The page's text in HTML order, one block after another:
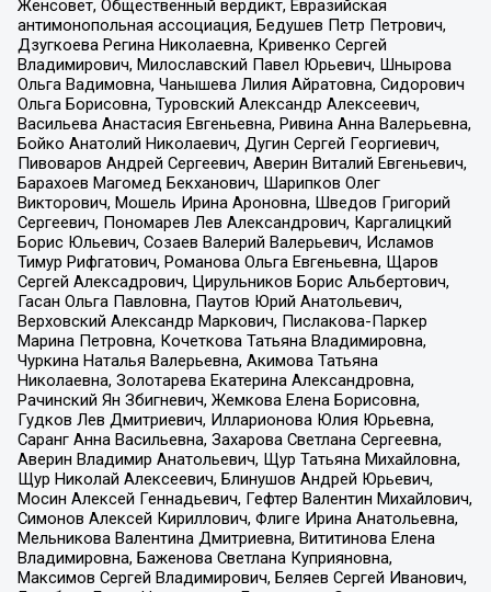
Женсовет, Общественный вердикт, Евразийская
антимонопольная ассоциация, Бедушев Петр Петрович,
Дзугкоева Регина Николаевна, Кривенко Сергей
Владимирович, Милославский Павел Юрьевич, Шнырова
Ольга Вадимовна, Чанышева Лилия Айратовна, Сидорович
Ольга Борисовна, Туровский Александр Алексеевич,
Васильева Анастасия Евгеньевна, Ривина Анна Валерьевна,
Бойко Анатолий Николаевич, Дугин Сергей Георгиевич,
Пивоваров Андрей Сергеевич, Аверин Виталий Евгеньевич,
Барахоев Магомед Бекханович, Шарипков Олег
Викторович, Мошель Ирина Ароновна, Шведов Григорий
Сергеевич, Пономарев Лев Александрович, Каргалицкий
Борис Юльевич, Созаев Валерий Валерьевич, Исламов
Тимур Рифгатович, Романова Ольга Евгеньевна, Щаров
Сергей Алексадрович, Цирульников Борис Альбертович,
Гасан Ольга Павловна, Паутов Юрий Анатольевич,
Верховский Александр Маркович, Пислакова-Паркер
Марина Петровна, Кочеткова Татьяна Владимировна,
Чуркина Наталья Валерьевна, Акимова Татьяна
Николаевна, Золотарева Екатерина Александровна,
Рачинский Ян Збигневич, Жемкова Елена Борисовна,
Гудков Лев Дмитриевич, Илларионова Юлия Юрьевна,
Саранг Анна Васильевна, Захарова Светлана Сергеевна,
Аверин Владимир Анатольевич, Щур Татьяна Михайловна,
Щур Николай Алексеевич, Блинушов Андрей Юрьевич,
Мосин Алексей Геннадьевич, Гефтер Валентин Михайлович,
Симонов Алексей Кириллович, Флиге Ирина Анатольевна,
Мельникова Валентина Дмитриевна, Вититинова Елена
Владимировна, Баженова Светлана Куприяновна,
Максимов Сергей Владимирович, Беляев Сергей Иванович,